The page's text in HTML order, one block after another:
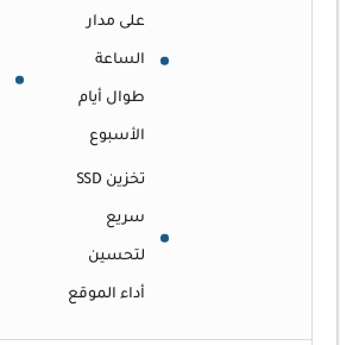
على مدار
الساعة
طوال أيام
الأسبوع
تخزين SSD
سريع
لتحسين
أداء الموقع